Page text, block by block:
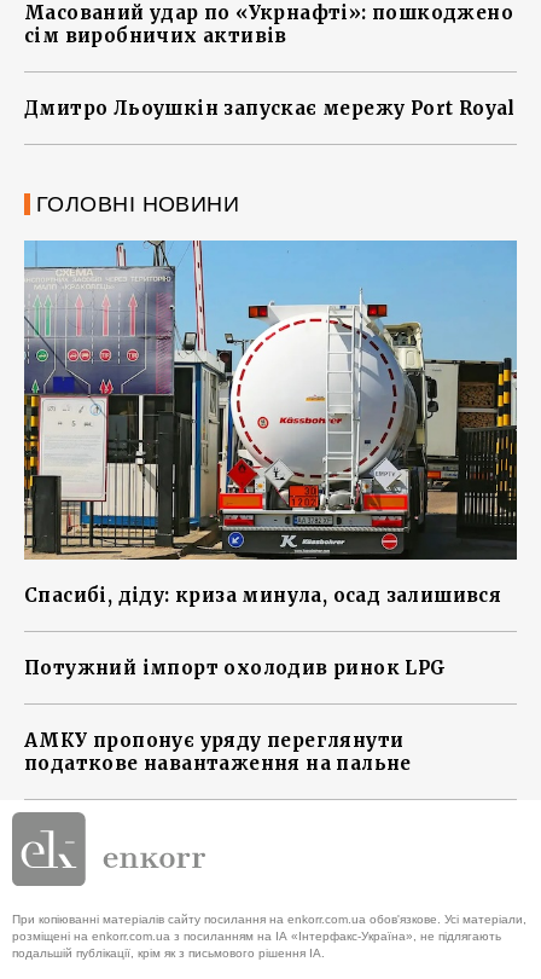
Масований удар по «Укрнафті»: пошкоджено
сім виробничих активів
Дмитро Льоушкін запускає мережу Port Royal
ГОЛОВНІ НОВИНИ
Спасибі, діду: криза минула, осад залишився
Потужний імпорт охолодив ринок LPG
АМКУ пропонує уряду переглянути
податкове навантаження на пальне
При копіюванні матеріалів сайту посилання на enkorr.com.ua обов'язкове. Усі матеріали,
розміщені на enkorr.com.ua з посиланням на ІА «Інтерфакс-Україна», не підлягають
подальшій публікації, крім як з письмового рішення ІА.